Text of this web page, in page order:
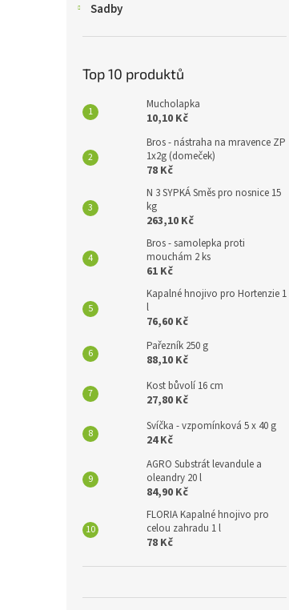
Sadby
Top 10 produktů
Mucholapka
10,10 Kč
Bros - nástraha na mravence ZP
1x2g (domeček)
78 Kč
N 3 SYPKÁ Směs pro nosnice 15
kg
263,10 Kč
Bros - samolepka proti
mouchám 2 ks
61 Kč
Kapalné hnojivo pro Hortenzie 1
l
76,60 Kč
Pařezník 250 g
88,10 Kč
Kost bůvolí 16 cm
27,80 Kč
Svíčka - vzpomínková 5 x 40 g
24 Kč
AGRO Substrát levandule a
oleandry 20 l
84,90 Kč
FLORIA Kapalné hnojivo pro
celou zahradu 1 l
78 Kč